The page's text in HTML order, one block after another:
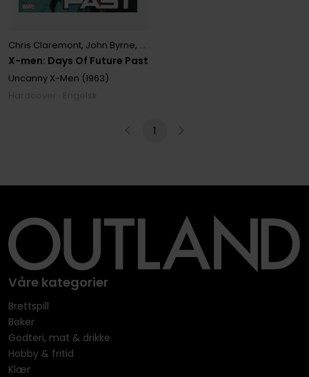
X-men: Days Of Future Past
Chris Claremont, John Byrne, Walter Simonson
Uncanny X-Men (1963)
1
Våre kategorier
Brettspill
Bøker
Godteri, mat & drikke
Hobby & fritid
Klær